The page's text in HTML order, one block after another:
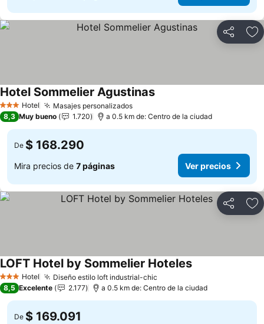
Compartir
3 Estrellas
Hotel Masajes personalizadosVer precios
Hotel Sommelier AgustinasVer precios
8,3 Muy bueno 1.720 a 0.5 km de: Centro de la ciudad
De $ 168.290
Mira precios de 7 páginas Ver precios
Compartir
3 Estrellas
Hotel Diseño estilo loft industrial-chic
LOFT Hotel by Sommelier HotelesVer precios
8,5 Excelente 2.177 a 0.5 km de: Centro de la ciudad
De $ 169.091